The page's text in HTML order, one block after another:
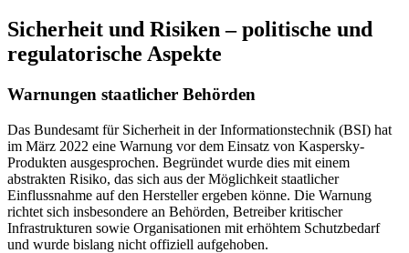
Sicherheit und Risiken – politische und
regulatorische Aspekte
Warnungen staatlicher Behörden
Das Bundesamt für Sicherheit in der Informationstechnik (BSI) hat
im März 2022 eine Warnung vor dem Einsatz von Kaspersky-
Produkten ausgesprochen. Begründet wurde dies mit einem
abstrakten Risiko, das sich aus der Möglichkeit staatlicher
Einflussnahme auf den Hersteller ergeben könne. Die Warnung
richtet sich insbesondere an Behörden, Betreiber kritischer
Infrastrukturen sowie Organisationen mit erhöhtem Schutzbedarf
und wurde bislang nicht offiziell aufgehoben.